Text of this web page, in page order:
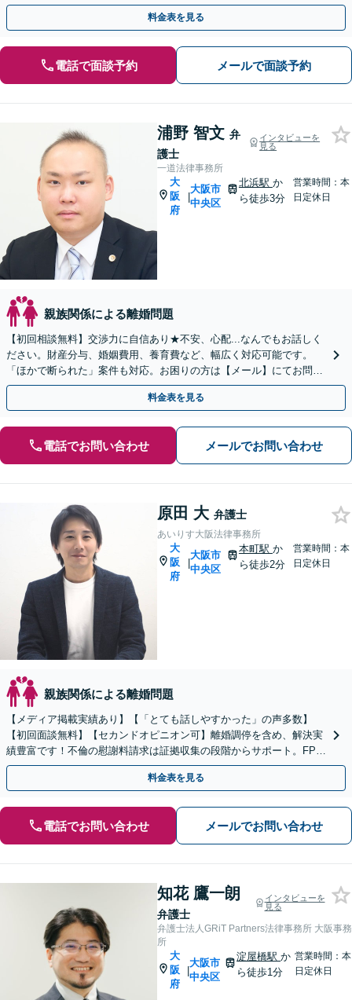
料金表を見る
電話で面談予約 メールで面談予約
浦野 智文 弁
護士
インタビューを
見る
一道法律事務所
大
阪
府
|
大阪市
中央区
北浜駅 か
ら徒歩3分
営業時間：本
日定休日
親族関係による離婚問題
【初回相談無料】交渉力に自信あり★不安、心配...なんでもお話しく
ださい。財産分与、婚姻費用、養育費など、幅広く対応可能です。
「ほかで断られた」案件も対応。お困りの方は【メール】にてお問い
合わせください【北浜駅3分】
料金表を見る
電話でお問い合わせ メールでお問い合わせ
原田 大 弁護士
あいりす大阪法律事務所
大
阪
府
|
大阪市
中央区
本町駅 か
ら徒歩2分
営業時間：本
日定休日
親族関係による離婚問題
【メディア掲載実績あり】【「とても話しやすかった」の声多数】
【初回面談無料】【セカンドオピニオン可】離婚調停を含め、解決実
績豊富です！不倫の慰謝料請求は証拠収集の段階からサポート。FP資
格を活かし離婚後の生活設計までサポート
料金表を見る
電話でお問い合わせ メールでお問い合わせ
知花 鷹一朗
弁護士
インタビューを
見る
弁護士法人GRiT Partners法律事務所 大阪事務
所
大
阪
府
|
大阪市
中央区
淀屋橋駅か
ら徒歩1分
営業時間：本
日定休日